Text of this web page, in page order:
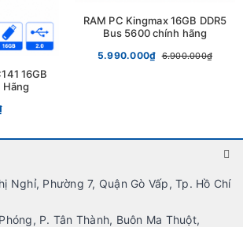
tấm nền IPS cho chất lượng màu sắc tuyệt
tỷ lệ tương phản đáp ứng tốt với các nhu
Hơn nữa, màn hình có góc nhìn rộng
thể xem từ nhiều góc độ khác nhau mà
hình ảnh.
16GB
Hãng
RAM PC Kingmax 16GB DDR5
Bus 5600 chính hãng
5.990.000₫ 6.900.000₫
Nghỉ, Phường 7, Quận Gò Vấp, Tp. Hồ Chí
P. Tân Thành, Buôn Ma Thuột,